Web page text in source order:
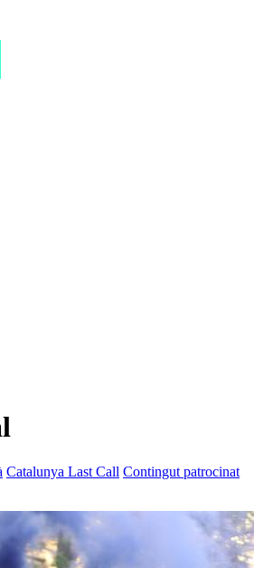
Catalunya Last Call Contingut patrocinat